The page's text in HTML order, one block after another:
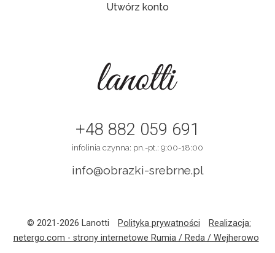
Utwórz konto
+48 882 059 691
infolinia czynna: pn.-pt.: 9:00-18:00
info@obrazki-srebrne.pl
© 2021-2026 Lanotti Polityka prywatności
Realizacja:
netergo.com - strony internetowe Rumia / Reda / Wejherowo